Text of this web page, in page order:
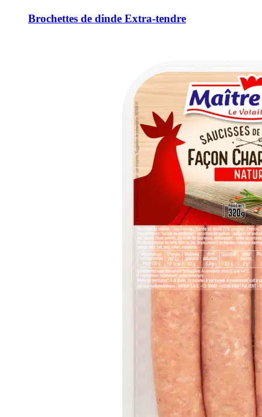
Brochettes de dinde Extra-tendre